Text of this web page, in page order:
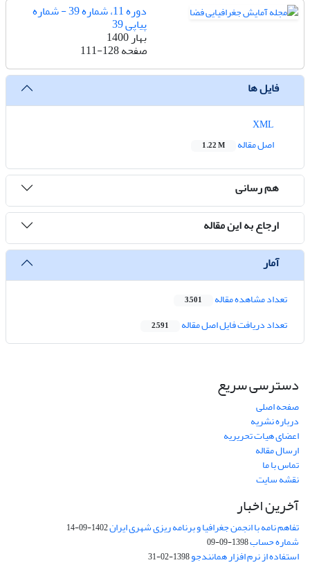
دوره 11، شماره 39 - شماره
پیاپی 39
بهار 1400
صفحه111-128
فایل ها
اصل مقاله
1.22 M
هم رسانی
ارجاع به این مقاله
آمار
تعداد مشاهده مقاله 3,501
تعداد دریافت فایل اصل مقاله 2,591
دسترسی سریع
صفحه اصلی
درباره نشریه
اعضای هیات تحریریه
ارسال مقاله
تماس با ما
نقشه سایت
آخرین اخبار
تفاهم نامه با انجمن جغرافیا و برنامه ریزی شهری ایران1402-09-14
شماره حساب1398-09-09
استفاده از نرم افزار همانندجو1398-02-31